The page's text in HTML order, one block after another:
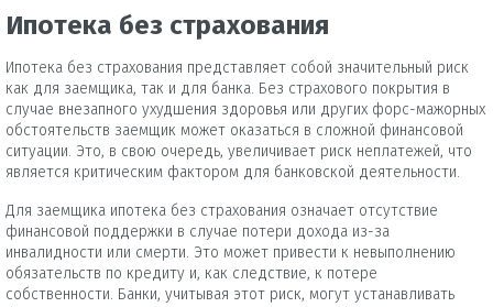
Ипотека без страхования
Ипотека без страхования представляет собой значительный риск
как для заемщика, так и для банка. Без страхового покрытия в
случае внезапного ухудшения здоровья или других форс-мажорных
обстоятельств заемщик может оказаться в сложной финансовой
ситуации. Это, в свою очередь, увеличивает риск неплатежей, что
является критическим фактором для банковской деятельности.
Для заемщика ипотека без страхования означает отсутствие
финансовой поддержки в случае потери дохода из-за
инвалидности или смерти. Это может привести к невыполнению
обязательств по кредиту и, как следствие, к потере
собственности. Банки, учитывая этот риск, могут устанавливать